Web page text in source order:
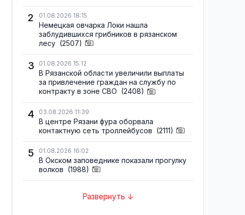
2 01.08.2026 18:15
Немецкая овчарка Локи нашла
заблудившихся грибников в рязанском
лесу (2507)
3 01.08.2026 15:12
В Рязанской области увеличили выплаты
за привлечение граждан на службу по
контракту в зоне СВО (2408)
4 03.08.2026 11:39
В центре Рязани фура оборвала
контактную сеть троллейбусов (2111)
5 01.08.2026 16:02
В Окском заповеднике показали прогулку
волков (1988)
Развернуть ↓